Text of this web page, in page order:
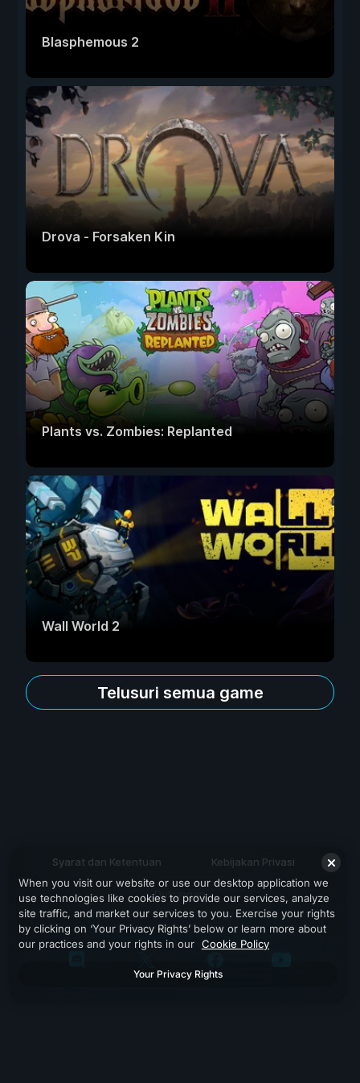
Blasphemous 2
Drova - Forsaken Kin
Plants vs. Zombies: Replanted
Wall World 2
Telusuri semua game
Syarat dan Ketentuan Kebijakan Privasi
Dukungan
When you visit our website or use our desktop application we
use technologies like cookies to provide our services, analyze
site traffic, and market our services to you. Exercise your rights
by clicking on ‘Your Privacy Rights’ below or learn more about
our practices and your rights in our Cookie Policy
Your Privacy Rights